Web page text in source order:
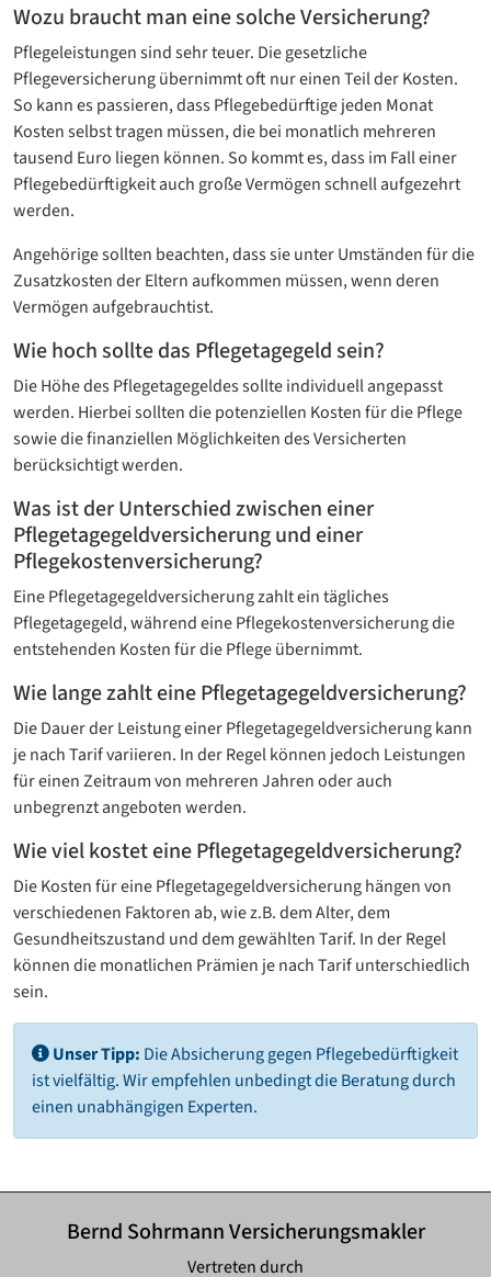
Wozu braucht man eine solche Versicherung?
Pflegeleistungen sind sehr teuer. Die gesetzliche
Pflegeversicherung übernimmt oft nur einen Teil der Kosten.
So kann es passieren, dass Pflegebedürftige jeden Monat
Kosten selbst tragen müssen, die bei monatlich mehreren
tausend Euro liegen können. So kommt es, dass im Fall einer
Pflegebedürftigkeit auch große Vermögen schnell aufgezehrt
werden.
Angehörige sollten beachten, dass sie unter Umständen für die
Zusatzkosten der Eltern aufkommen müssen, wenn deren
Vermögen aufgebrauchtist.
Wie hoch sollte das Pflegetagegeld sein?
Die Höhe des Pflegetagegeldes sollte individuell angepasst
werden. Hierbei sollten die potenziellen Kosten für die Pflege
sowie die finanziellen Möglichkeiten des Versicherten
berücksichtigt werden.
Was ist der Unterschied zwischen einer
Pflegetagegeld­versicherung und einer
Pflegekosten­versicherung?
Eine Pflegetagegeldversicherung zahlt ein tägliches
Pflegetagegeld, während eine Pflegekostenversicherung die
entstehenden Kosten für die Pflege übernimmt.
Wie lange zahlt eine Pflegetagegeld­versicherung?
Die Dauer der Leistung einer Pflegetagegeld­versicherung kann
je nach Tarif variieren. In der Regel können jedoch Leistungen
für einen Zeitraum von mehreren Jahren oder auch
unbegrenzt angeboten werden.
Wie viel kostet eine Pflegetagegeld­versicherung?
Die Kosten für eine Pflegetagegeld­versicherung hängen von
verschiedenen Faktoren ab, wie z.B. dem Alter, dem
Gesundheitszustand und dem gewählten Tarif. In der Regel
können die monatlichen Prämien je nach Tarif unterschiedlich
sein.
Unser Tipp: Die Absicherung gegen Pflegebedürftigkeit
ist vielfältig. Wir empfehlen unbedingt die Beratung durch
einen unabhängigen Experten.
Bernd Sohrmann Versicherungsmakler
Vertreten durch